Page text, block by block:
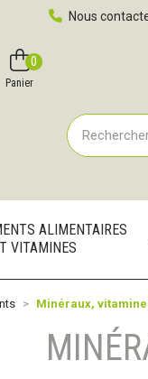
en ligne à votre
Nous
Panier
0
ALIMENTAIRES
VITAMINES
Minéraux,